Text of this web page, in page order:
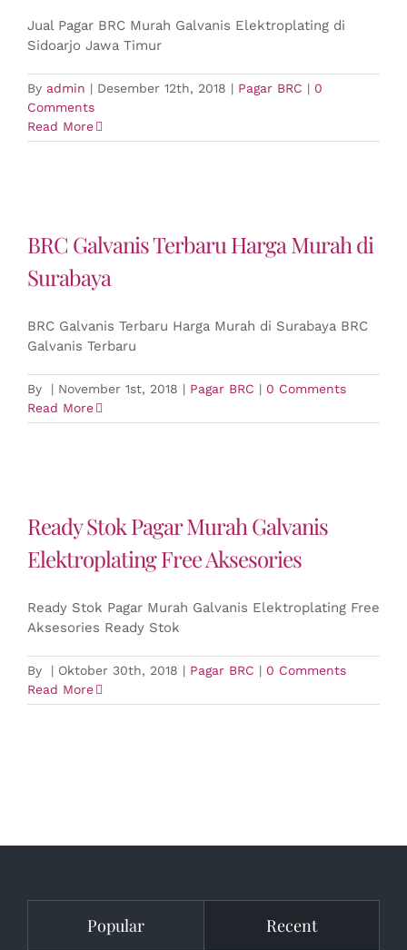
Jual Pagar BRC Murah Galvanis Elektroplating di
Sidoarjo Jawa Timur
By admin | Desember 12th, 2018 | Pagar BRC | 0
Comments
Read More
BRC Galvanis Terbaru Harga Murah di
Surabaya
BRC Galvanis Terbaru Harga Murah di Surabaya BRC
Galvanis Terbaru
By | November 1st, 2018 | Pagar BRC | 0 Comments
Read More
Ready Stok Pagar Murah Galvanis
Elektroplating Free Aksesories
Ready Stok Pagar Murah Galvanis Elektroplating Free
Aksesories Ready Stok
By | Oktober 30th, 2018 | Pagar BRC | 0 Comments
Read More
Popular Recent